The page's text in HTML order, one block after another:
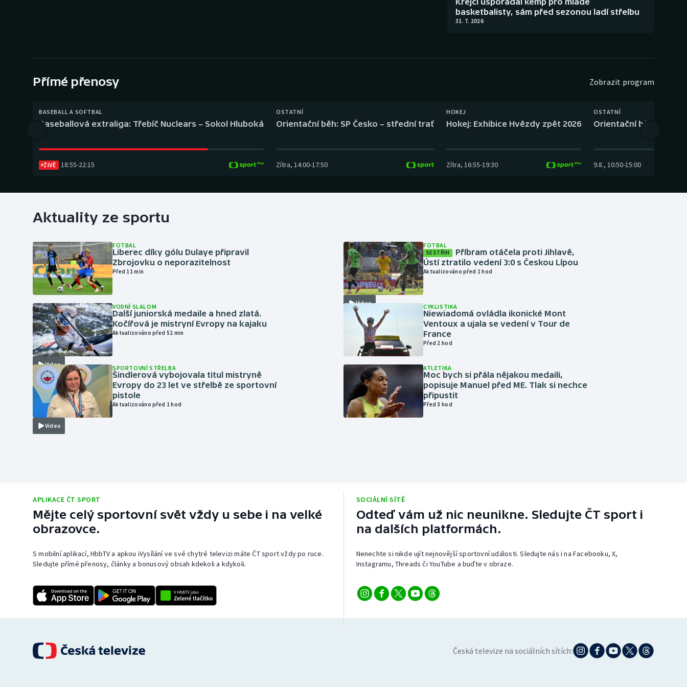
Gymnastika Plážový volejbal
basketbalisty, sám před sezonou ladí střelbu
31. 7. 2026
Přímé přenosy Zobrazit program
BASEBALL A SOFTBAL
Baseballová extraliga: Třebíč Nuclears – Sokol Hluboká
ŽIVĚ 18:55-22:15
OSTATNÍ
Orientační běh: SP Česko – střední trať
Zítra, 14:00-17:50
HOKEJ
Hokej: Exhibice Hvězdy zpět 2026
Zítra, 16:55-19:30
OSTATNÍ
Orientační běh: SP
9.8., 10:50-15:00
Aktuality ze sportu
FOTBAL
Liberec díky gólu Dulaye připravil
Zbrojovku o neporazitelnost
Před 11 min
Video
VODNÍ SLALOM
Další juniorská medaile a hned zlatá.
Kočířová je mistryní Evropy na kajaku
Aktualizováno před 52 min
Video
SPORTOVNÍ STŘELBA
Šindlerová vybojovala titul mistryně
Evropy do 23 let ve střelbě ze sportovní
pistole
Aktualizováno před 1 hod
Video
FOTBAL
SESTŘIH
Příbram otáčela proti Jihlavě,
Ústí ztratilo vedení 3:0 s Českou Lípou
Aktualizováno před 1 hod
CYKLISTIKA
Niewiadomá ovládla ikonické Mont
Ventoux a ujala se vedení v Tour de
France
Před 2 hod
ATLETIKA
Moc bych si přála nějakou medaili,
popisuje Manuel před ME. Tlak si nechce
připustit
Před 3 hod
APLIKACE ČT SPORT
Mějte celý sportovní svět vždy u sebe i na velké
obrazovce.
S mobilní aplikací, HbbTV a apkou iVysílání ve své chytré televizi máte ČT sport vždy po ruce.
Sledujte přímé přenosy, články a bonusový obsah kdekoli a kdykoli.
SOCIÁLNÍ SÍTĚ
Odteď vám už nic neunikne. Sledujte ČT sport i
na dalších platformách.
Nenechte si nikde ujít nejnovější sportovní události. Sledujte nás i na Facebooku, X,
Instagramu, Threads či YouTube a buďte v obraze.
Česká televize na sociálních sítích: